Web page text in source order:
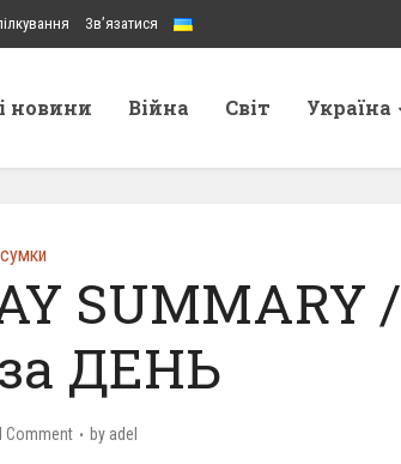
Зв’язатися
новини Війна Світ Україна
SUMMARY /
ДЕНЬ
Comment by adel